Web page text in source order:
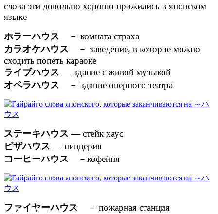
слова эти довольно хорошо прижились в японском
языке
ホラーハウス － комната страха
カラオケハウス
－ заведение, в которое можно
сходить попеть караоке
ライブハウス — здание с живой музыкой
オペラハウス － здание оперного театра
ステーキハウス — стейк хаус
ピザハウス — пиццерия
コーヒーハウス －кофейня
ファイヤーハウス － пожарная станция